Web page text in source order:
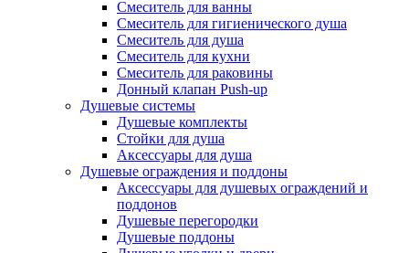
Смеситель для ванны
Смеситель для гигиенического душа
Смеситель для душа
Смеситель для кухни
Смеситель для раковины
Донный клапан Push-up
Душевые системы
Душевые комплекты
Стойки для душа
Аксессуары для душа
Душевые ограждения и поддоны
Аксессуары для душевых ограждений и
поддонов
Душевые перегородки
Душевые поддоны